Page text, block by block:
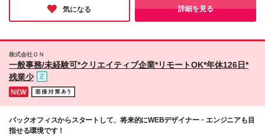
間中の給与や待遇に変動はありません）
にとって、理想的な環境なのではないでしょうか♪
気になる 詳細を見る
株式会社ＯＮ
一般事務/未経験可*クリエイティブ企業*リモートOK*年休126日*
残業少
バックオフィスからスタートして、将来的にWEBデザイナー・エンジニアも目
指せる環境です！